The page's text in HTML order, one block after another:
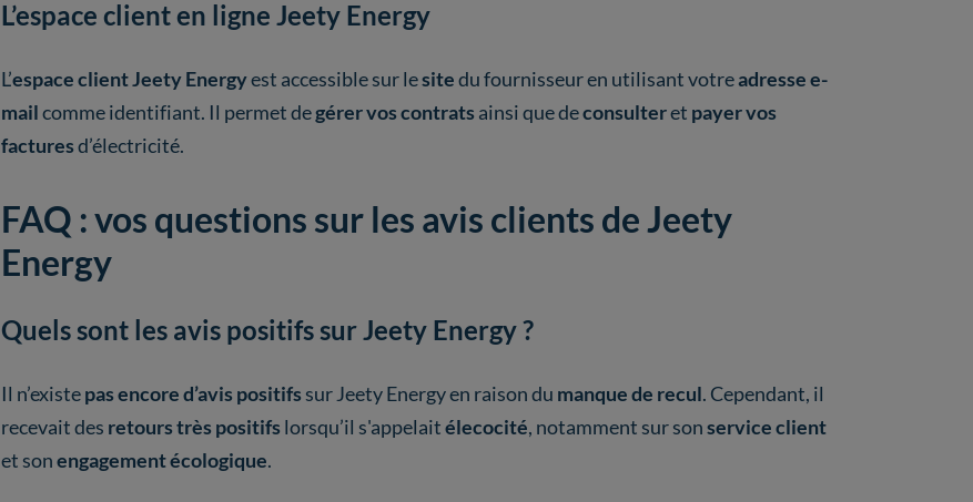
L’espace client en ligne Jeety Energy
L’espace client Jeety Energyest accessible sur lesitedu fournisseur en utilisant votreadresse e-
mailcomme identifiant. Il permet degérer vos contrats ainsi que deconsulteret payer vos
facturesd’électricité.
FAQ : vos questions sur les avis clients de Jeety
Energy
Quels sont les avis positifs sur Jeety Energy ?
Il n’existepas encore d’avis positifs sur Jeety Energy en raison du manque de recul. Cependant, il
recevait des retours très positifs lorsqu’il s'appelaitélecocité, notamment sur sonservice client
et sonengagement écologique.